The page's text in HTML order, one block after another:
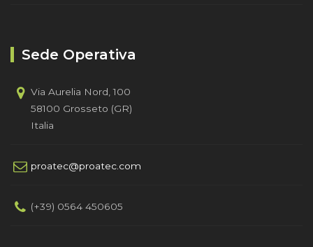
Sede Operativa
Via Aurelia Nord, 100
58100 Grosseto (GR)
Italia
proatec@proatec.com
(+39) 0564 450605